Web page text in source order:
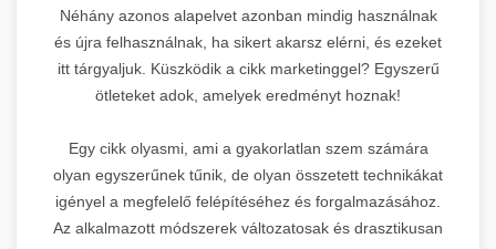
Néhány azonos alapelvet azonban mindig használnak
és újra felhasználnak, ha sikert akarsz elérni, és ezeket
itt tárgyaljuk. Küszködik a cikk marketinggel? Egyszerű
ötleteket adok, amelyek eredményt hoznak!
Egy cikk olyasmi, ami a gyakorlatlan szem számára
olyan egyszerűnek tűnik, de olyan összetett technikákat
igényel a megfelelő felépítéséhez és forgalmazásához.
Az alkalmazott módszerek változatosak és drasztikusan